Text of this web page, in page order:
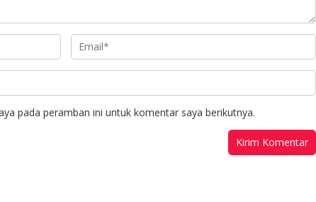
pada peramban ini untuk komentar saya berikutnya.